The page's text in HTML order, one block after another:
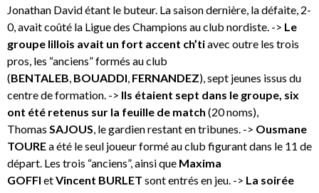
Jonathan David étant le buteur. La saison dernière, la défaite, 2-
0, avait coûté la Ligue des Champions au club nordiste. -> Le
groupe lillois avait un fort accent ch’tiavec outre les trois
pros, les “anciens” formés au club
(BENTALEB BOUADDI FERNANDEZ), sept jeunes issus du
centre de formation. -> Ils étaient sept dans le groupe, six
ont été retenus sur la feuille de match (20 noms),
Thomas SAJOUS , le gardien restant en tribunes. -> Ousmane
TOUREa été le seul joueur formé au club figurant dans le 11 de
départ. Les trois “anciens”, ainsi que Maxima
GOFFI etVincent BURLET sont entrés en jeu. -> La soirée